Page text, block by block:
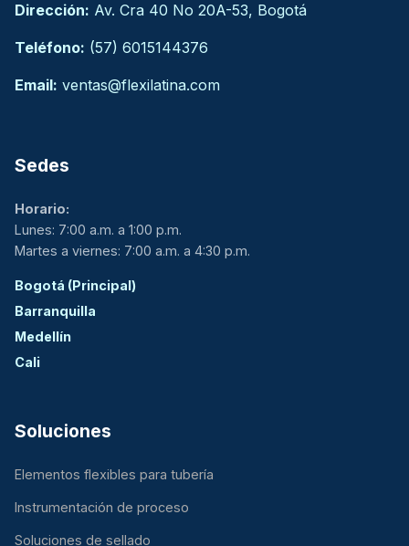
Dirección: Av. Cra 40 No 20A-53, Bogotá
Teléfono: (57) 6015144376
Email: ventas@flexilatina.com
Sedes
Horario:
Lunes: 7:00 a.m. a 1:00 p.m.
Martes a viernes: 7:00 a.m. a 4:30 p.m.
Bogotá (Principal)
Barranquilla
Medellín
Cali
Soluciones
Elementos flexibles para tubería
Instrumentación de proceso
Soluciones de sellado